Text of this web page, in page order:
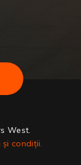
West.
și condiții.